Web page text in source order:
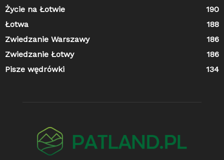
Życie na Łotwie
190
Łotwa
188
Zwiedzanie Warszawy
186
Zwiedzanie Łotwy
186
Pisze wędrówki
134